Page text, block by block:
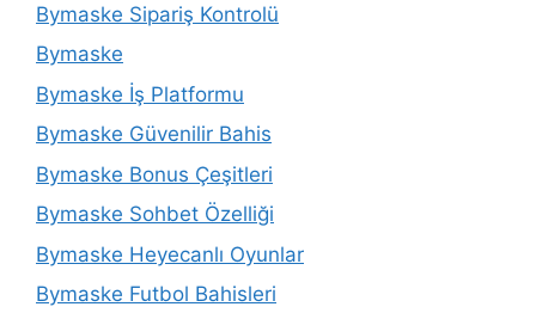
Bymaske Sipariş Kontrolü
Bymaske
Bymaske İş Platformu
Bymaske Güvenilir Bahis
Bymaske Bonus Çeşitleri
Bymaske Sohbet Özelliği
Bymaske Heyecanlı Oyunlar
Bymaske Futbol Bahisleri